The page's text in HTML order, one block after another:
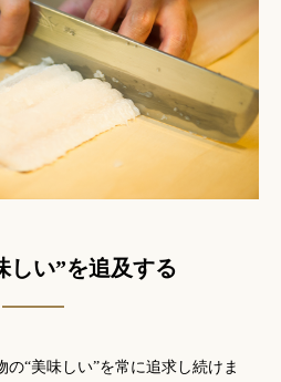
しい”を追及する
“美味しい”を常に追求し続けま